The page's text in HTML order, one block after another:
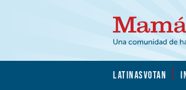
LATINASVOTAN